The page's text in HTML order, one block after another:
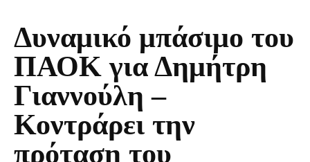
Δυναμικό μπάσιμο του
ΠΑΟΚ για Δημήτρη
Γιαννούλη –
Κοντράρει την
πρόταση του